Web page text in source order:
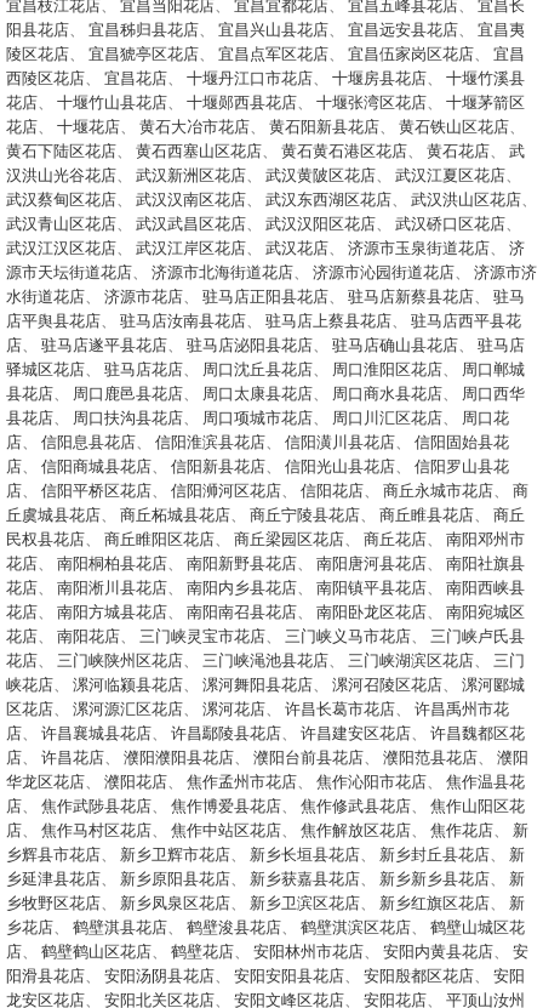
宜昌枝江花店、 宜昌当阳花店、 宜昌宜都花店、 宜昌五峰县花店、 宜昌长
阳县花店、 宜昌秭归县花店、 宜昌兴山县花店、 宜昌远安县花店、 宜昌夷
陵区花店、 宜昌猇亭区花店、 宜昌点军区花店、 宜昌伍家岗区花店、 宜昌
西陵区花店、 宜昌花店、 十堰丹江口市花店、 十堰房县花店、 十堰竹溪县
花店、 十堰竹山县花店、 十堰郧西县花店、 十堰张湾区花店、 十堰茅箭区
花店、 十堰花店、 黄石大冶市花店、 黄石阳新县花店、 黄石铁山区花店、
黄石下陆区花店、 黄石西塞山区花店、 黄石黄石港区花店、 黄石花店、 武
汉洪山光谷花店、 武汉新洲区花店、 武汉黄陂区花店、 武汉江夏区花店、
武汉蔡甸区花店、 武汉汉南区花店、 武汉东西湖区花店、 武汉洪山区花店、
武汉青山区花店、 武汉武昌区花店、 武汉汉阳区花店、 武汉硚口区花店、
武汉江汉区花店、 武汉江岸区花店、 武汉花店、 济源市玉泉街道花店、 济
源市天坛街道花店、 济源市北海街道花店、 济源市沁园街道花店、 济源市济
水街道花店、 济源市花店、 驻马店正阳县花店、 驻马店新蔡县花店、 驻马
店平舆县花店、 驻马店汝南县花店、 驻马店上蔡县花店、 驻马店西平县花
店、 驻马店遂平县花店、 驻马店泌阳县花店、 驻马店确山县花店、 驻马店
驿城区花店、 驻马店花店、 周口沈丘县花店、 周口淮阳区花店、 周口郸城
县花店、 周口鹿邑县花店、 周口太康县花店、 周口商水县花店、 周口西华
县花店、 周口扶沟县花店、 周口项城市花店、 周口川汇区花店、 周口花
店、 信阳息县花店、 信阳淮滨县花店、 信阳潢川县花店、 信阳固始县花
店、 信阳商城县花店、 信阳新县花店、 信阳光山县花店、 信阳罗山县花
店、 信阳平桥区花店、 信阳浉河区花店、 信阳花店、 商丘永城市花店、 商
丘虞城县花店、 商丘柘城县花店、 商丘宁陵县花店、 商丘睢县花店、 商丘
民权县花店、 商丘睢阳区花店、 商丘梁园区花店、 商丘花店、 南阳邓州市
花店、 南阳桐柏县花店、 南阳新野县花店、 南阳唐河县花店、 南阳社旗县
花店、 南阳淅川县花店、 南阳内乡县花店、 南阳镇平县花店、 南阳西峡县
花店、 南阳方城县花店、 南阳南召县花店、 南阳卧龙区花店、 南阳宛城区
花店、 南阳花店、 三门峡灵宝市花店、 三门峡义马市花店、 三门峡卢氏县
花店、 三门峡陕州区花店、 三门峡渑池县花店、 三门峡湖滨区花店、 三门
峡花店、 漯河临颍县花店、 漯河舞阳县花店、 漯河召陵区花店、 漯河郾城
区花店、 漯河源汇区花店、 漯河花店、 许昌长葛市花店、 许昌禹州市花
店、 许昌襄城县花店、 许昌鄢陵县花店、 许昌建安区花店、 许昌魏都区花
店、 许昌花店、 濮阳濮阳县花店、 濮阳台前县花店、 濮阳范县花店、 濮阳
华龙区花店、 濮阳花店、 焦作孟州市花店、 焦作沁阳市花店、 焦作温县花
店、 焦作武陟县花店、 焦作博爱县花店、 焦作修武县花店、 焦作山阳区花
店、 焦作马村区花店、 焦作中站区花店、 焦作解放区花店、 焦作花店、 新
乡辉县市花店、 新乡卫辉市花店、 新乡长垣县花店、 新乡封丘县花店、 新
乡延津县花店、 新乡原阳县花店、 新乡获嘉县花店、 新乡新乡县花店、 新
乡牧野区花店、 新乡凤泉区花店、 新乡卫滨区花店、 新乡红旗区花店、 新
乡花店、 鹤壁淇县花店、 鹤壁浚县花店、 鹤壁淇滨区花店、 鹤壁山城区花
店、 鹤壁鹤山区花店、 鹤壁花店、 安阳林州市花店、 安阳内黄县花店、 安
阳滑县花店、 安阳汤阴县花店、 安阳安阳县花店、 安阳殷都区花店、 安阳
龙安区花店、 安阳北关区花店、 安阳文峰区花店、 安阳花店、 平顶山汝州